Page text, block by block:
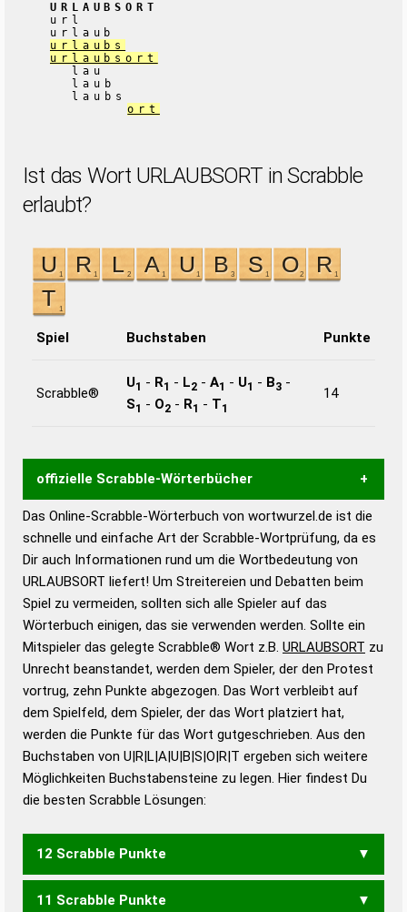
URLAUBSORT
url
urlaub
urlaubs
urlaubsort
lau
laub
laubs
ort
Ist das Wort URLAUBSORT in Scrabble
erlaubt?
Spiel Buchstaben Punkte
Scrabble®
U1 - R1 - L2 - A1 - U1 - B3 -
S1 - O2 - R1 - T1
14
offizielle Scrabble-Wörterbücher
Wortwurzel liefert mit Hilfe eines semantischen
Wortanalyse-Algorithmus gute Anhaltspunkte zu
Wortbedeutung, Worttrennung und Wortform, um die
Gültigkeit eines Wortes für das Scrabble-Spiel zu
bestimmen! zugelassene Turnier Scrabble-
Wörterbücher sind:
Duden – Standardwerk in 12 Bänden
Duden – Richtiges und gutes
Deutsch
Duden – Die deutsche Grammatik
Duden – Deutsches
Universalwörterbuch
Das Online-Scrabble-Wörterbuch von wortwurzel.de ist die
schnelle und einfache Art der Scrabble-Wortprüfung, da es
Dir auch Informationen rund um die Wortbedeutung von
URLAUBSORT liefert! Um Streitereien und Debatten beim
Spiel zu vermeiden, sollten sich alle Spieler auf das
Wörterbuch einigen, das sie verwenden werden. Sollte ein
Mitspieler das gelegte Scrabble® Wort z.B. URLAUBSORT zu
Unrecht beanstandet, werden dem Spieler, der den Protest
vortrug, zehn Punkte abgezogen. Das Wort verbleibt auf
dem Spielfeld, dem Spieler, der das Wort platziert hat,
werden die Punkte für das Wort gutgeschrieben. Aus den
Buchstaben von U|R|L|A|U|B|S|O|R|T ergeben sich weitere
Möglichkeiten Buchstabensteine zu legen. Hier findest Du
die besten Scrabble Lösungen:
12 Scrabble Punkte
11 Scrabble Punkte